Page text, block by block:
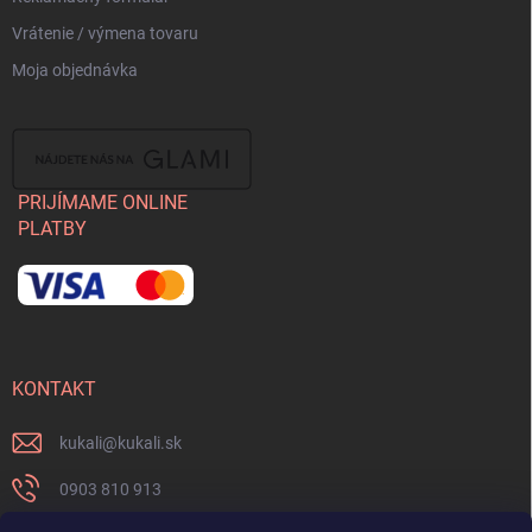
Vrátenie / výmena tovaru
Moja objednávka
PRIJÍMAME ONLINE
PLATBY
KONTAKT
kukali@kukali.sk
0903 810 913